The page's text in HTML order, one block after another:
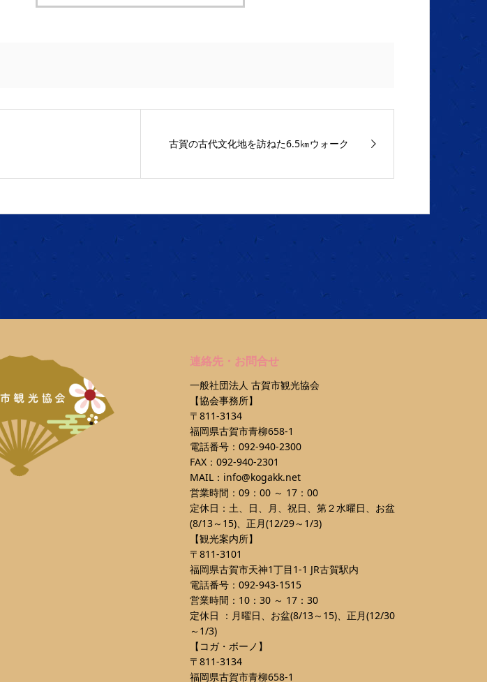
古賀の古代文化地を訪ねた6.5㎞ウォーク
連絡先・お問合せ
一般社団法人 古賀市観光協会
【協会事務所】
〒811-3134
福岡県古賀市青柳658-1
電話番号：092-940-2300
FAX：092-940-2301
MAIL：info@kogakk.net
営業時間：09：00 ～ 17：00
定休日：土、日、月、祝日、第２水曜日、お盆
(8/13～15)、正月(12/29～1/3)
【観光案内所】
〒811-3101
福岡県古賀市天神1丁目1-1 JR古賀駅内
電話番号：092-943-1515
営業時間：10：30 ～ 17：30
定休日 ：月曜日、お盆(8/13～15)、正月(12/30
～1/3)
【コガ・ボーノ】
〒811-3134
福岡県古賀市青柳658-1